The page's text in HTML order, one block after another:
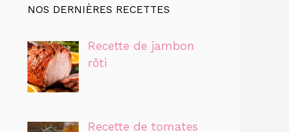
NOS DERNIÈRES RECETTES
Recette de jambon
rôti
Recette de tomates